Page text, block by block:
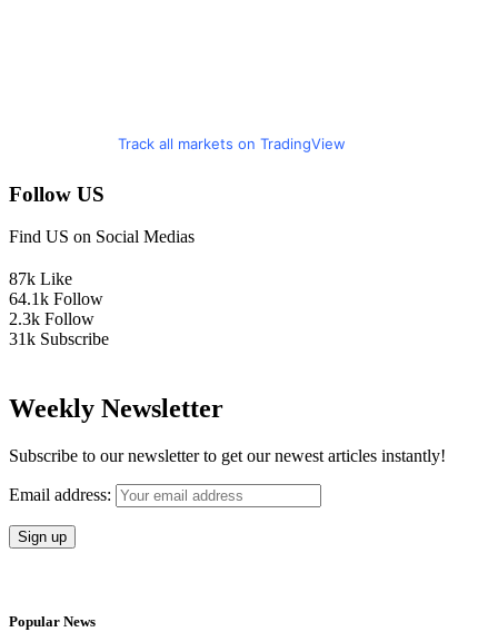
Track all markets on TradingView
Follow US
Find US on Social Medias
87k Like
64.1k Follow
2.3k Follow
31k Subscribe
Weekly Newsletter
Subscribe to our newsletter to get our newest articles instantly!
Email address:
Popular News